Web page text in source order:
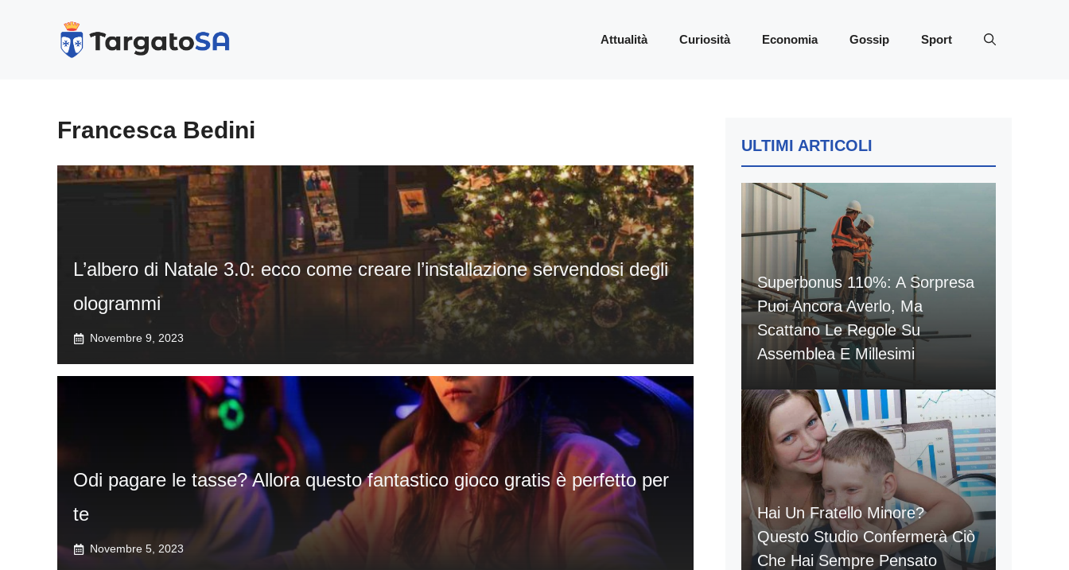
Attualità Curiosità Economia Gossip Sport
Francesca Bedini
L’albero di Natale 3.0: ecco come creare l’installazione servendosi degli
ologrammi
Novembre 9, 2023
Odi pagare le tasse? Allora questo fantastico gioco gratis è perfetto per
te
Novembre 5, 2023
ULTIMI ARTICOLI
Superbonus 110%: A Sorpresa
Puoi Ancora Averlo, Ma
Scattano Le Regole Su
Assemblea E Millesimi
Hai Un Fratello Minore?
Questo Studio Confermerà Ciò
Che Hai Sempre Pensato